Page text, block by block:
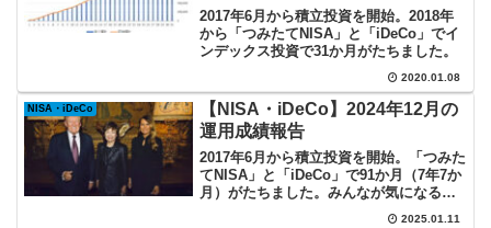
2017年6月から積立投資を開始。2018年
から「つみたてNISA」と「iDeCo」でイ
ンデックス投資で31か月がたちました。
2020.01.08
NISA・iDeCo
【NISA・iDeCo】2024年12月の
運用成績報告
2017年6月から積立投資を開始。「つみた
てNISA」と「iDeCo」で91か月（7年7か
月）がたちました。みんなが気になるイ
ンデックス投資の実際を記録していま
2025.01.11